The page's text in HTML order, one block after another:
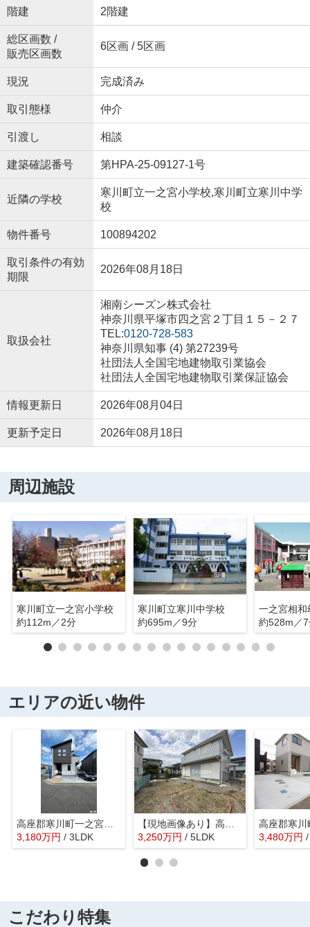
階建 2階建
総区画数 /
販売区画数
6区画 / 5区画
現況 完成済み
取引態様 仲介
引渡し 相談
建築確認番号 第HPA-25-09127-1号
近隣の学校
寒川町立一之宮小学校,寒川町立寒川中学
校
物件番号 100894202
取引条件の有効
期限
2026年08月18日
取扱会社
湘南シーズン株式会社
神奈川県平塚市四之宮２丁目１５－２７
TEL:0120-728-583
神奈川県知事 (4) 第27239号
社団法人全国宅地建物取引業協会
社団法人全国宅地建物取引業保証協会
情報更新日 2026年08月04日
更新予定日 2026年08月18日
周辺施設
寒川町立一之宮小学校
約112m／2分
寒川町立寒川中学校
約695m／9分
一之宮相和
約528m／
エリアの近い物件
高座郡寒川町一之宮１４期 全６棟 4号棟
3,180万円 / 3LDK
3,250万円 / 5LDK 3,480万円
こだわり特集